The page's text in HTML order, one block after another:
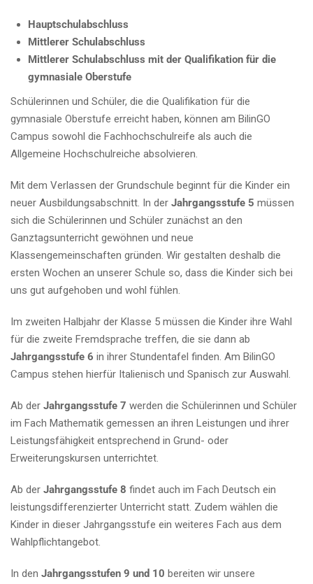
Hauptschulabschluss
Mittlerer Schulabschluss
Mittlerer Schulabschluss mit der Qualifikation für die
gymnasiale Oberstufe
Schülerinnen und Schüler, die die Qualifikation für die
gymnasiale Oberstufe erreicht haben, können am BilinGO
Campus sowohl die Fachhochschulreife als auch die
Allgemeine Hochschulreiche absolvieren.
Mit dem Verlassen der Grundschule beginnt für die Kinder ein
neuer Ausbildungsabschnitt. In der Jahrgangsstufe 5 müssen
sich die Schülerinnen und Schüler zunächst an den
Ganztagsunterricht gewöhnen und neue
Klassengemeinschaften gründen. Wir gestalten deshalb die
ersten Wochen an unserer Schule so, dass die Kinder sich bei
uns gut aufgehoben und wohl fühlen.
Im zweiten Halbjahr der Klasse 5 müssen die Kinder ihre Wahl
für die zweite Fremdsprache treffen, die sie dann ab
Jahrgangsstufe 6 in ihrer Stundentafel finden. Am BilinGO
Campus stehen hierfür Italienisch und Spanisch zur Auswahl.
Ab der Jahrgangsstufe 7 werden die Schülerinnen und Schüler
im Fach Mathematik gemessen an ihren Leistungen und ihrer
Leistungsfähigkeit entsprechend in Grund- oder
Erweiterungskursen unterrichtet.
Ab der Jahrgangsstufe 8 findet auch im Fach Deutsch ein
leistungsdifferenzierter Unterricht statt. Zudem wählen die
Kinder in dieser Jahrgangsstufe ein weiteres Fach aus dem
Wahlpflichtangebot.
In den Jahrgangsstufen 9 und 10 bereiten wir unsere